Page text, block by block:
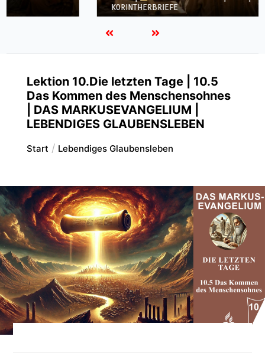
Lektion 10.Die letzten Tage | 10.5
Das Kommen des Menschensohnes
| DAS MARKUSEVANGELIUM |
LEBENDIGES GLAUBENSLEBEN
Start Lebendiges Glaubensleben